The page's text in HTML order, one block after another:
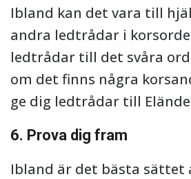
Ibland kan det vara till
andra ledtrådar i
ledtrådar till det svåra
om det finns några
ge dig ledtrådar till
6. Prova dig fram
Ibland är det bästa sättet